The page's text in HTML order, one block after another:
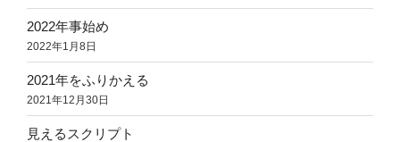
2022年事始め
2022年1月8日
2021年をふりかえる
2021年12月30日
見えるスクリプト